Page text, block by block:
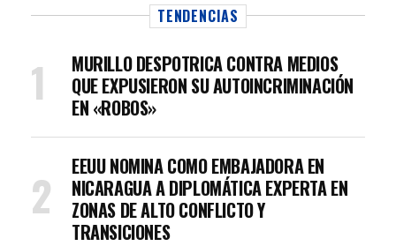
TENDENCIAS
MURILLO DESPOTRICA CONTRA MEDIOS
QUE EXPUSIERON SU AUTOINCRIMINACIÓN
EN «ROBOS»
EEUU NOMINA COMO EMBAJADORA EN
NICARAGUA A DIPLOMÁTICA EXPERTA EN
ZONAS DE ALTO CONFLICTO Y
TRANSICIONES